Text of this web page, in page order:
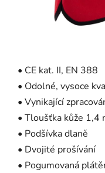
• CE kat. II, EN 388
• Odolné, vysoce
• Vynikající
• Tloušťka kůže 1,4
• Podšívka dlaně
• Dvojité prošívání
• Pogumovaná